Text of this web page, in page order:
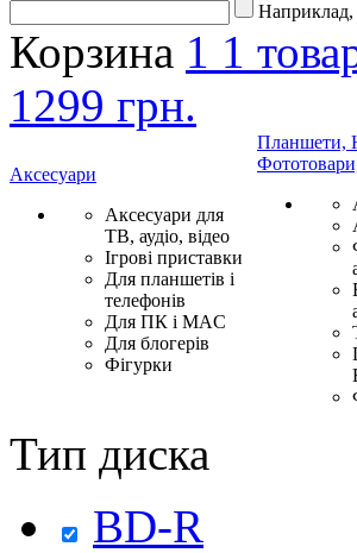
Наприклад,
Корзина 1 1
1299 грн.
Аксесуари
Аксесуари для
ТВ, аудіо, відео
Ігрові приставки
Для планшетів і
телефонів
Для ПК і MAC
Для блогерів
Фігурки
Планшети,
Тип диска
BD-R